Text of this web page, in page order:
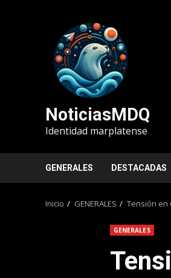
NoticiasMDQ
Identidad marplatense
GENERALES DESTACADAS
Inicio GENERALES Tensión en
GENERALES